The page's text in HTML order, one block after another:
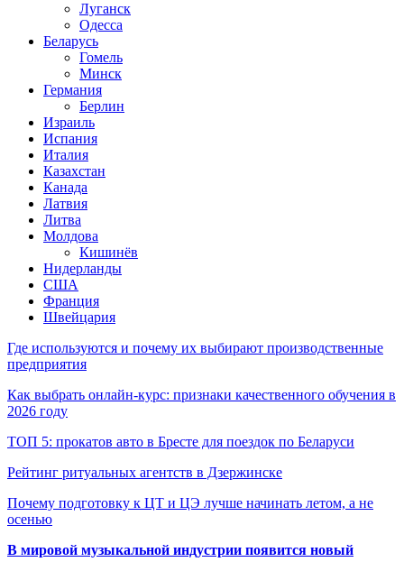
Луганск
Одесса
Беларусь
Гомель
Минск
Германия
Берлин
Израиль
Испания
Италия
Казахстан
Канада
Латвия
Литва
Молдова
Кишинёв
Нидерланды
США
Франция
Швейцария
Где используются и почему их выбирают производственные
предприятия
Как выбрать онлайн-курс: признаки качественного обучения в
2026 году
ТОП 5: прокатов авто в Бресте для поездок по Беларуси
Рейтинг ритуальных агентств в Дзержинске
Почему подготовку к ЦТ и ЦЭ лучше начинать летом, а не
осенью
В мировой музыкальной индустрии появится новый